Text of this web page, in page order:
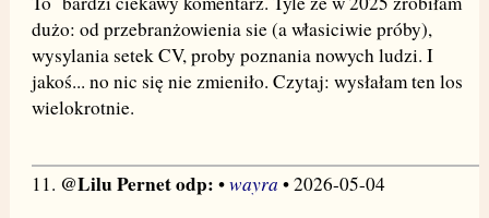
dużo: od przebranżowienia sie (a własiciwie próby),
wysylania setek CV, proby poznania nowych ludzi. I
jakoś... no nic się nie zmieniło. Czytaj: wysłałam ten los
wielokrotnie.
11. @Lilu Pernet odp: •wayra • 2026-05-04